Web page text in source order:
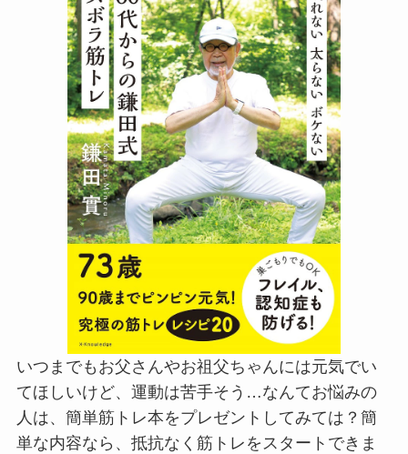
いつまでもお父さんやお祖父ちゃんには元気でい
てほしいけど、運動は苦手そう…なんてお悩みの
人は、簡単筋トレ本をプレゼントしてみては？簡
単な内容なら、抵抗なく筋トレをスタートできま